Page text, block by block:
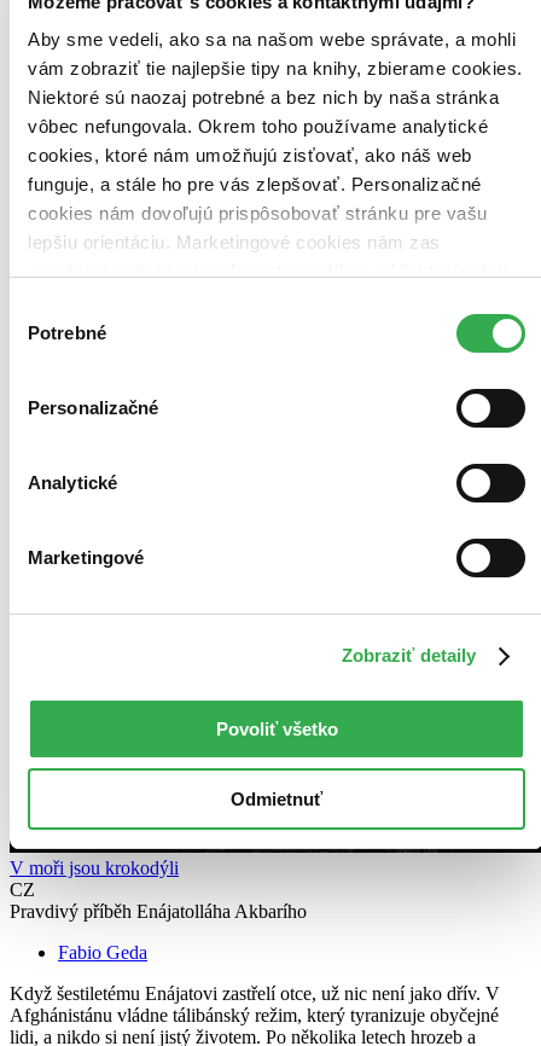
Aby sme vedeli, ako sa na našom webe správate, a mohli
vám zobraziť tie najlepšie tipy na knihy, zbierame cookies.
Niektoré sú naozaj potrebné a bez nich by naša stránka
vôbec nefungovala. Okrem toho používame analytické
cookies, ktoré nám umožňujú zisťovať, ako náš web
funguje, a stále ho pre vás zlepšovať. Personalizačné
cookies nám dovoľujú prispôsobovať stránku pre vašu
lepšiu orientáciu. Marketingové cookies nám zas
keby sme mohli používať všetky tieto cookies. Ďakujeme!
súhlasu
Potrebné
Personalizačné
Analytické
Marketingové
Zobraziť detaily
Povoliť všetko
Odmietnuť
V moři jsou krokodýli
CZ
Pravdivý příběh Enájatolláha Akbarího
Fabio Geda
Když šestiletému Enájatovi zastřelí otce, už nic není jako dřív. V
Afghánistánu vládne tálibánský režim, který tyranizuje obyčejné
lidi, a nikdo si není jistý životem. Po několika letech hrozeb a